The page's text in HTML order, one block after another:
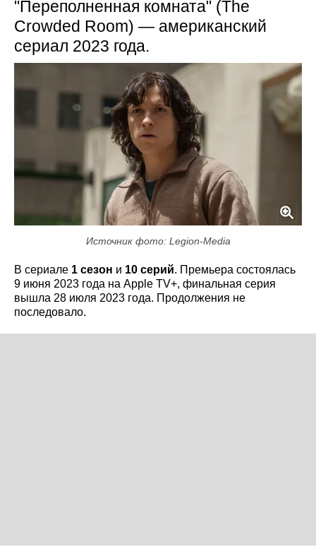
"Переполненная комната" (The
Crowded Room) — американский
сериал 2023 года.
Источник фото: Legion-Media
В сериале 1 сезон и 10 серий. Премьера состоялась
9 июня 2023 года на Apple TV+, финальная серия
вышла 28 июля 2023 года. Продолжения не
последовало.